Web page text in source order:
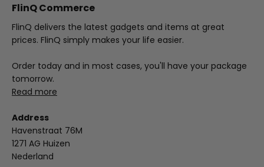
FlinQ Commerce
FlinQ delivers the latest gadgets and items at great
prices. FlinQ simply makes your life easier.
Order today and in most cases, you'll have your package
tomorrow.
Read more
Address
Havenstraat 76M
1271 AG Huizen
Nederland